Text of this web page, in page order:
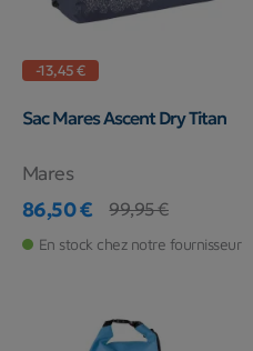
-13,45 €
Sac Mares Ascent Dry Titan
Mares
Prix
86,50 €
Prix de base
99,95 €
En stock chez notre fournisseur